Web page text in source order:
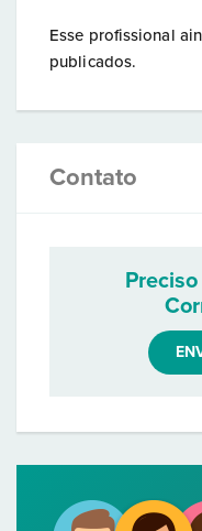
Esse profissional
publicados.
Contato